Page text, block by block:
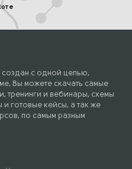
с одной целью,
Вы можете скачать самые
тренинги и вебинары, схемы
и готовые кейсы, а так же
по самым разным